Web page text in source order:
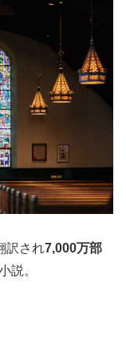
訳され7,000万部
説。